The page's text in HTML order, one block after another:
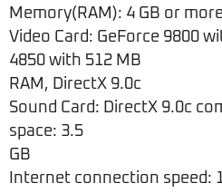
Memory(RAM): 4 GB or more
Video Card: GeForce 9800
4850 with 512 MB
RAM, DirectX 9.0c
Sound Card: DirectX 9.0c
space: 3.5
GB
Internet connection speed: